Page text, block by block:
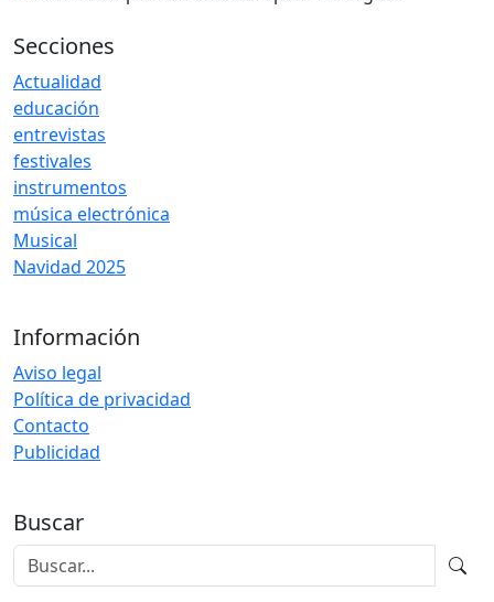
Secciones
Actualidad
educación
entrevistas
festivales
instrumentos
música electrónica
Musical
Navidad 2025
Información
Aviso legal
Política de privacidad
Contacto
Publicidad
Buscar